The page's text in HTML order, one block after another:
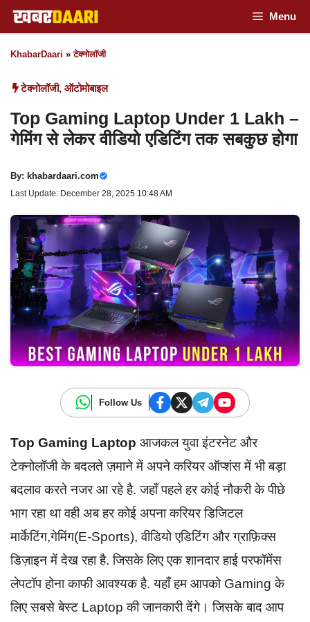
Skip
to
content
Menu
KhabarDaari »टेक्नोलॉजी
टेक्नोलॉजी, ऑटोमोबाइल
Top Gaming Laptop Under 1 Lakh –
गेमिंग से लेकर वीडियो एडिटिंग तक सबकुछ होगा
By: khabardaari.com
Last Update: December 28, 2025 10:48 AM
Follow Us
Top Gaming Laptop आजकल युवा इंटरनेट और
टेक्नोलॉजी के बदलते ज़माने में अपने करियर ऑप्शंस में भी बड़ा
बदलाव करते नजर आ रहे है. जहाँ पहले हर कोई नौकरी के पीछे
भाग रहा था वही अब हर कोई अपना करियर डिजिटल
मार्केटिंग,गेमिंग(E-Sports), वीडियो एडिटिंग और ग्राफ़िक्स
डिज़ाइन में देख रहा है. जिसके लिए एक शानदार हाई परफॉमेंस
लेपटॉप होना काफी आवश्यक है. यहाँ हम आपको Gaming के
लिए सबसे बेस्ट Laptop की जानकारी देंगे। जिसके बाद आप